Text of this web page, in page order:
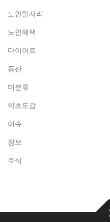
노인일자리
노인혜택
다이어트
등산
미분류
약초도감
이슈
정보
주식